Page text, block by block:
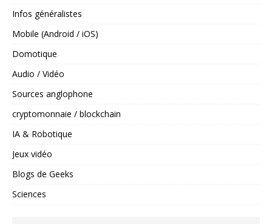
Infos généralistes
Mobile (Android / iOS)
Domotique
Audio / Vidéo
Sources anglophone
cryptomonnaie / blockchain
IA & Robotique
Jeux vidéo
Blogs de Geeks
Sciences